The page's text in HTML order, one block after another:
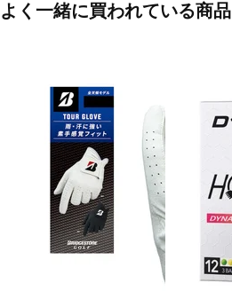
よく一緒に買われている商品